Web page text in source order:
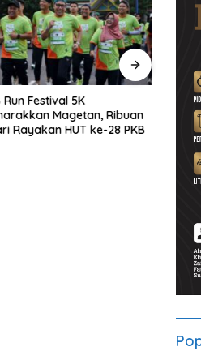
Run Festival 5K
Magetan, Ribuan
Rayakan HUT ke-28 PKB